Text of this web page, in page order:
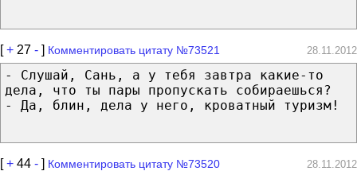
[+ 27 - ] Комментировать цитату №73521 28.11.2012
- Слушай, Сань, а у тебя завтра какие-то
дела, что ты пары пропускать собираешься?
- Да, блин, дела у него, кроватный туризм!
[+ 44 - ] Комментировать цитату №73520 28.11.2012